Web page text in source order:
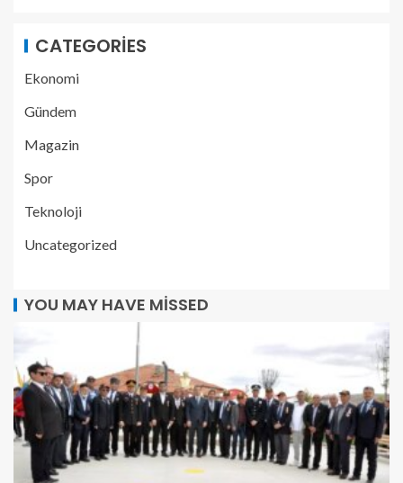
CATEGORIES
Ekonomi
Gündem
Magazin
Spor
Teknoloji
Uncategorized
YOU MAY HAVE MISSED